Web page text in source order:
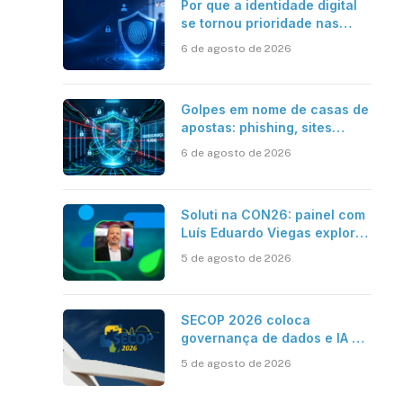
Por que a identidade digital
se tornou prioridade nas
6 de agosto de 2026
Golpes em nome de casas de
apostas: phishing, sites
6 de agosto de 2026
Soluti na CON26: painel com
Luís Eduardo Viegas explora
eficiência da Contabilidade
5 de agosto de 2026
SECOP 2026 coloca
governança de dados e IA no
5 de agosto de 2026